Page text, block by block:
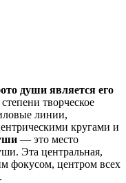
души является его
творческое
линии,
кругами и
— это место
Эта центральная,
фокусом, центром всех